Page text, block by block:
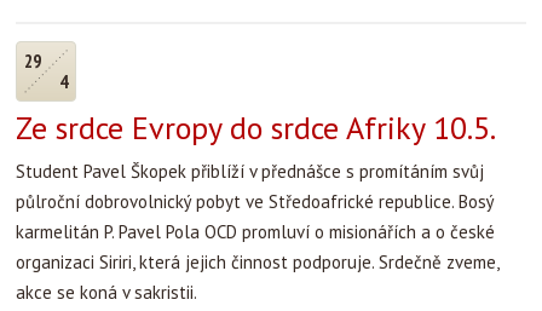
29
4
Ze srdce Evropy do srdce Afriky 10.5.
Student Pavel Škopek přiblíží v přednášce s promítáním svůj
půlroční dobrovolnický pobyt ve Středoafrické republice. Bosý
karmelitán P. Pavel Pola OCD promluví o misionářích a o české
organizaci Siriri, která jejich činnost podporuje. Srdečně zveme,
akce se koná v sakristii.